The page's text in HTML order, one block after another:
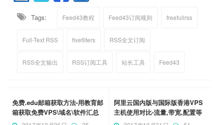
Tags: Feed43教程 Feed43订阅规则 freefullrss
Full-Text RSS fivefilters RSS全文订阅
RSS全文输出 RSS订阅工具 站长工具 Feed43
免费.edu邮箱获取方法-用教育邮
箱获取免费VPS\域名\软件汇总
列表
阿里云国内版与国际版香港VPS
主机使用对比-流量,带宽,配置等
区别